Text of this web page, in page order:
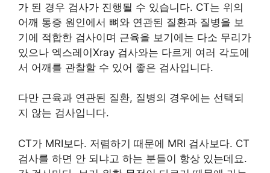
가 된 경우 검사가 진행될 수 있습니다. CT는 위의
어깨 통증 원인에서 뼈와 연관된 질환과 질병을 보
기에 적합한 검사이며 근육을 보기에는 다소 무리가
있으나 엑스레이Xray 검사와는 다르게 여러 각도에
서 어깨를 관찰할 수 있어 좋은 검사입니다.
다만 근육과 연관된 질환, 질병의 경우에는 선택되
지 않는 검사입니다.
CT가 MRI보다. 저렴하기 때문에 MRI 검사보다. CT
검사를 하면 안 되냐고 하는 분들이 항상 있는데요.